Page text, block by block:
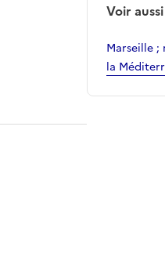
Voir aussi
Marseille ;
la